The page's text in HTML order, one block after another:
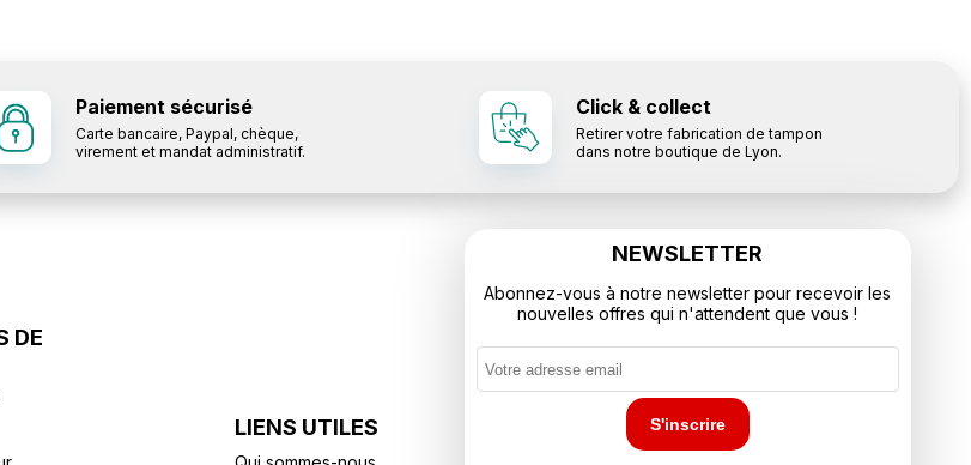
Paiement sécurisé
Carte bancaire, Paypal, chèque,
virement et mandat administratif.
Click & collect
Retirer votre fabrication de tampon
dans notre boutique de Lyon.
DE
LIENS UTILES
NEWSLETTER
Abonnez-vous à notre newsletter pour recevoir les
nouvelles offres qui n'attendent que vous !
S'inscrire